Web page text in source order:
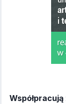
Współpracują